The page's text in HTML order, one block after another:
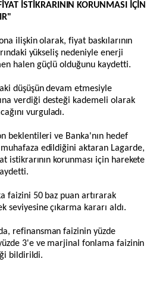
İSTİKRARININ KORUNMASI İÇİN
ilişkin olarak, fiyat baskılarının
yükseliş nedeniyle enerji
halen güçlü olduğunu kaydetti.
düşüşün devam etmesiyle
verdiği desteği kademeli olarak
vurguladı.
beklentileri ve Banka'nın hedef
edildiğini aktaran Lagarde,
istikrarının korunması için harekete
faizini 50 baz puan artırarak
seviyesine çıkarma kararı aldı.
refinansman faizinin yüzde
3'e ve marjinal fonlama faizinin
bildirildi.